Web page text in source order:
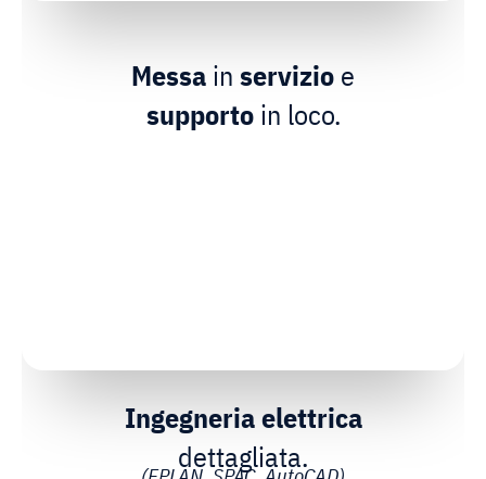
Ingegneria elettrica
dettagliata.
Messa in servizio e
supportoin loco.